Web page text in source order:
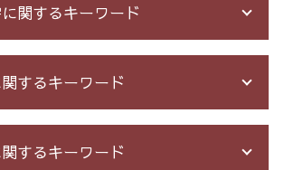
関するキーワード
とは
警視庁
されない
するキーワード
免責 不許可
するキーワード